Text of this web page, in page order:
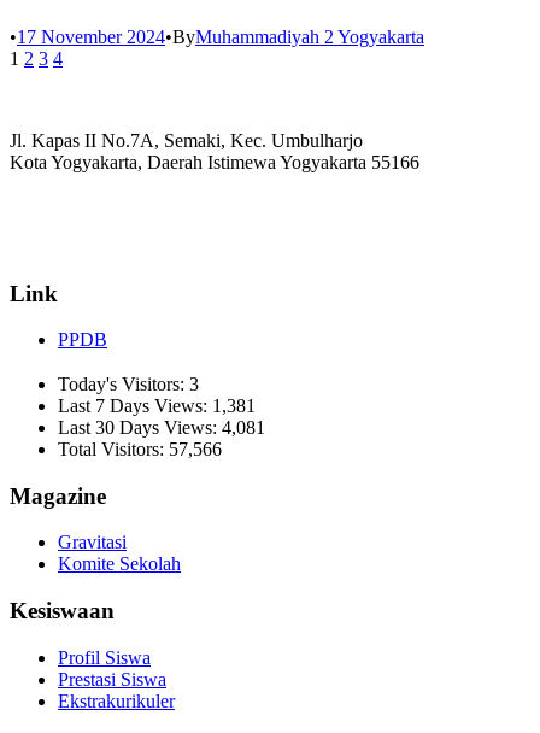
•17 November 2024•ByMuhammadiyah 2 Yogyakarta
1 2 3 4
Jl. Kapas II No.7A, Semaki, Kec. Umbulharjo
Kota Yogyakarta, Daerah Istimewa Yogyakarta 55166
Link
PPDB
Today's Visitors: 3
Last 7 Days Views: 1,381
Last 30 Days Views: 4,081
Total Visitors: 57,566
Magazine
Gravitasi
Komite Sekolah
Kesiswaan
Profil Siswa
Prestasi Siswa
Ekstrakurikuler